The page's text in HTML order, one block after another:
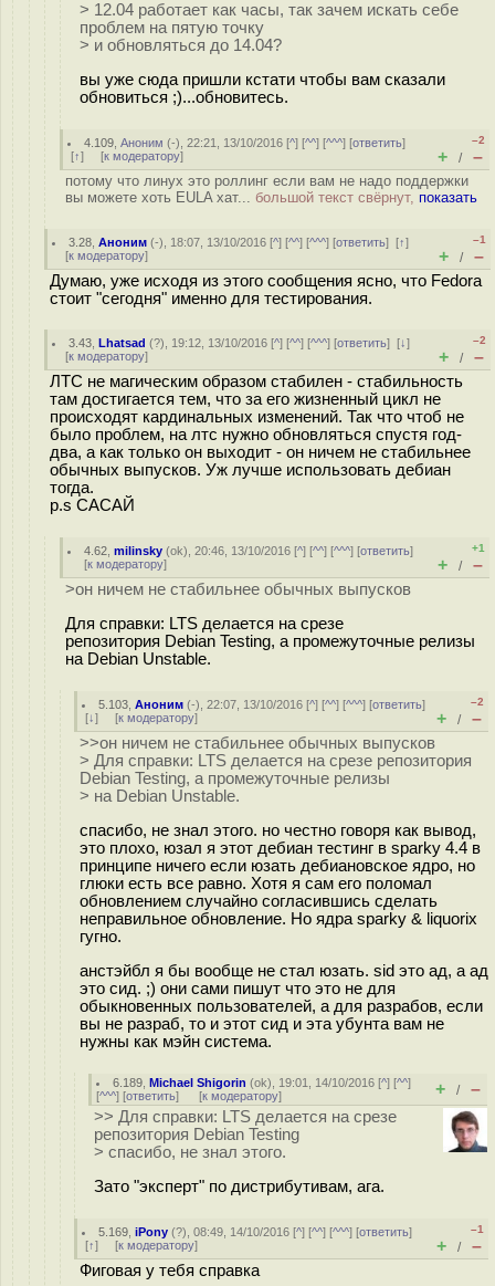
> 12.04 работает как часы, так зачем искать себе
проблем на пятую точку
> и обновляться до 14.04?
вы уже сюда пришли кстати чтобы вам сказали
обновиться ;)...обновитесь.
4.109 ,Аноним (-), 22:21, 13/10/2016 [^] [^^] [^^^] [ответить]
[↑] [к модератору]
–2
+ / –
потому что линух это роллинг если вам не надо поддержки
вы можете хоть EULA хат... большой текст свёрнут, показать
3.28 ,Аноним (-), 18:07, 13/10/2016 [^] [^^] [^^^] [ответить][↑]
[к модератору]
–1
+ / –
Думаю, уже исходя из этого сообщения ясно, что Fedora
стоит "сегодня" именно для тестирования.
3.43 ,Lhatsad (?), 19:12, 13/10/2016 [^] [^^] [^^^] [ответить][↓]
[к модератору]
–2
+ / –
ЛТС не магическим образом стабилен - стабильность
там достигается тем, что за его жизненный цикл не
происходят кардинальных изменений. Так что чтоб не
было проблем, на лтс нужно обновляться спустя год-
два, а как только он выходит - он ничем не стабильнее
обычных выпусков. Уж лучше использовать дебиан
тогда.
p.s САСАЙ
4.62 ,milinsky (ok), 20:46, 13/10/2016 [^] [^^] [^^^] [ответить]
[к модератору]
+1
+ / –
>он ничем не стабильнее обычных выпусков
Для справки: LTS делается на срезе
репозитория Debian Testing, а промежуточные релизы
на Debian Unstable.
5.103 ,Аноним (-), 22:07, 13/10/2016 [^] [^^] [^^^] [ответить]
[↓] [к модератору]
–2
+ / –
>>он ничем не стабильнее обычных выпусков
> Для справки: LTS делается на срезе репозитория
Debian Testing, а промежуточные релизы
> на Debian Unstable.
спасибо, не знал этого. но честно говоря как вывод,
это плохо, юзал я этот дебиан тестинг в sparky 4.4 в
принципе ничего если юзать дебиановское ядро, но
глюки есть все равно. Хотя я сам его поломал
обновлением случайно согласившись сделать
неправильное обновление. Но ядра sparky & liquorix
гугно.
анстэйбл я бы вообще не стал юзать. sid это ад, а ад
это сид. ;) они сами пишут что это не для
обыкновенных пользователей, а для разрабов, если
вы не разраб, то и этот сид и эта убунта вам не
нужны как мэйн система.
6.189 ,Michael Shigorin (ok), 19:01, 14/10/2016 [^] [^^]
[^^^] [ответить] [к модератору] + / –
>> Для справки: LTS делается на срезе
репозитория Debian Testing
> спасибо, не знал этого.
Зато "эксперт" по дистрибутивам, ага.
5.169 ,iPony (?), 08:49, 14/10/2016 [^] [^^] [^^^] [ответить]
[↑] [к модератору]
–1
+ / –
Фиговая у тебя справка